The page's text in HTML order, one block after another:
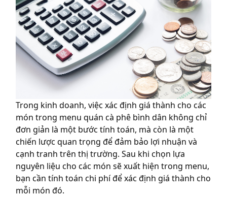
Trong kinh doanh, việc xác định giá thành cho các
món trong menu quán cà phê bình dân không chỉ
đơn giản là một bước tính toán, mà còn là một
chiến lược quan trọng để đảm bảo lợi nhuận và
cạnh tranh trên thị trường. Sau khi chọn lựa
nguyên liệu cho các món sẽ xuất hiện trong menu,
bạn cần tính toán chi phí để xác định giá thành cho
mỗi món đó.